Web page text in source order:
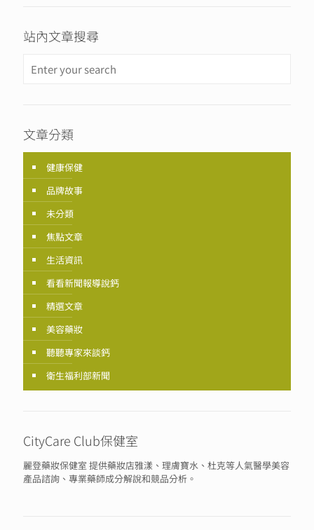
站內文章搜尋
文章分類
健康保健
品牌故事
未分類
焦點文章
生活資訊
看看新聞報導說鈣
精選文章
美容藥妝
聽聽專家來談鈣
衛生福利部新聞
CityCare Club保健室
麗登藥妝保健室 提供藥妝店雅漾、理膚寶水、杜克等人氣醫學美容
產品諮詢、專業藥師成分解說和競品分析。